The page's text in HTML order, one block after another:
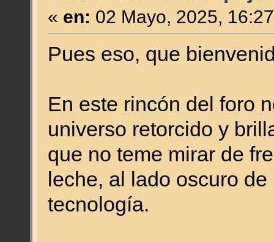
« en: 02 Mayo, 2025,
Pues eso, que
En este rincón del foro
universo retorcido y
que no teme mirar de
leche, al lado oscuro
tecnología.